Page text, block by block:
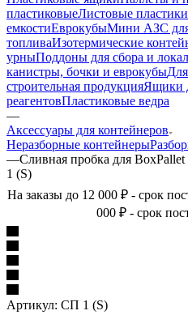
пластиковыеЛистовые пластики
емкостиЕврокубыМини АЗС для
топливаИзотермические
урныПоддоны для сбора и
канистры, бочки и еврокубы
строительная продукцияЯщики
реагентовПластиковые ведра
—
Аксессуары для контейнеров
Неразборные контейнеры
—Сливная пробка для
1 (S)
На заказы до 12 000 ₽ - срок
000 ₽ - срок
Артикул: СП 1 (S)